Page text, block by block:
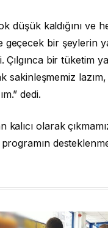
düşük kaldığını ve
bir şeylerin
Çılgınca bir tüketim
sakinleşmemiz
dedi.
olarak